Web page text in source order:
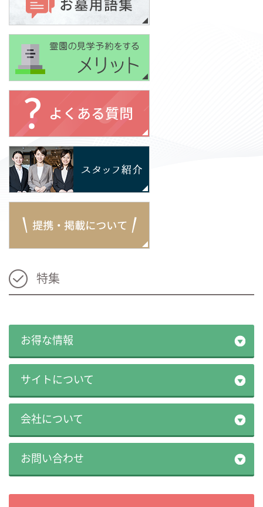
特集
お得な情報
サイトについて
会社について
お問い合わせ